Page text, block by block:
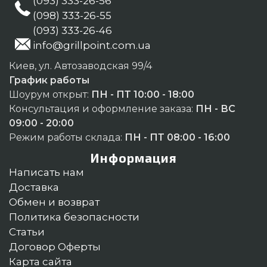
(098) 333-26-55
(093) 333-26-46
info@grillpoint.com.ua
Киев, ул. Автозаводская 99/4
График работы
Шоурум открыт: ПН - ПТ 10:00 - 18:00
Консультация и оформление заказа: ПН - ВС
09:00 - 20:00
Режим работы склада: ПН - ПТ 08:00 - 16:00
Информация
Написать нам
Доставка
Обмен и возврат
Политика безопасности
Статьи
Договор Оферты
Карта сайта